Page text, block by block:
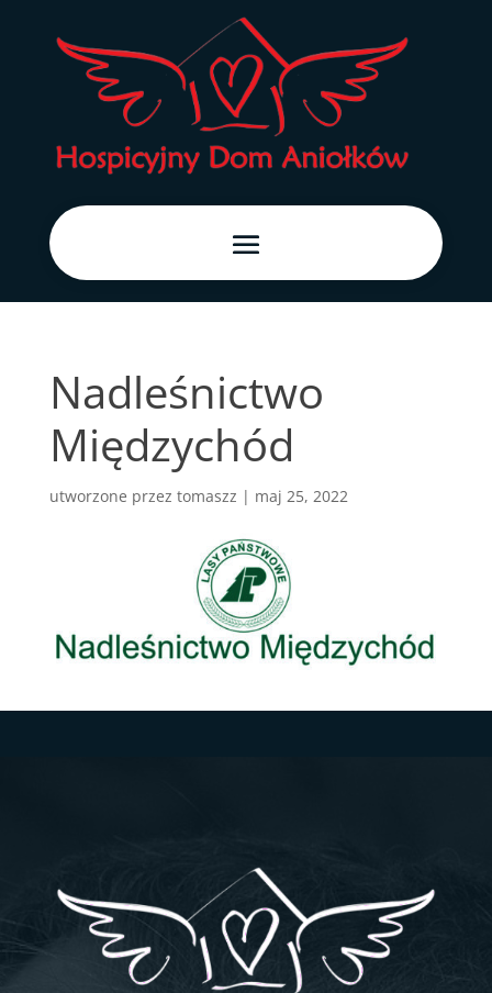
Nadleśnictwo
Międzychód
utworzone przez tomaszz | maj 25, 2022